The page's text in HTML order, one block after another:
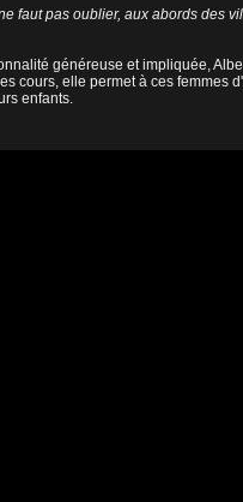
faut pas oublier, aux abords des
généreuse et impliquée,
cours, elle permet à ces femmes
enfants.